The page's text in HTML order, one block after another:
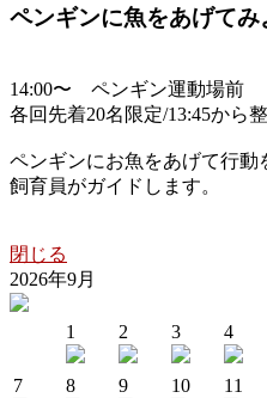
ペンギンに魚をあげてみ
14:00〜 ペンギン運動場前
各回先着20名限定/13:45から
ペンギンにお魚をあげて行動
飼育員がガイドします。
閉じる
2026年9月
1 2 3 4
7 8 9 10 11